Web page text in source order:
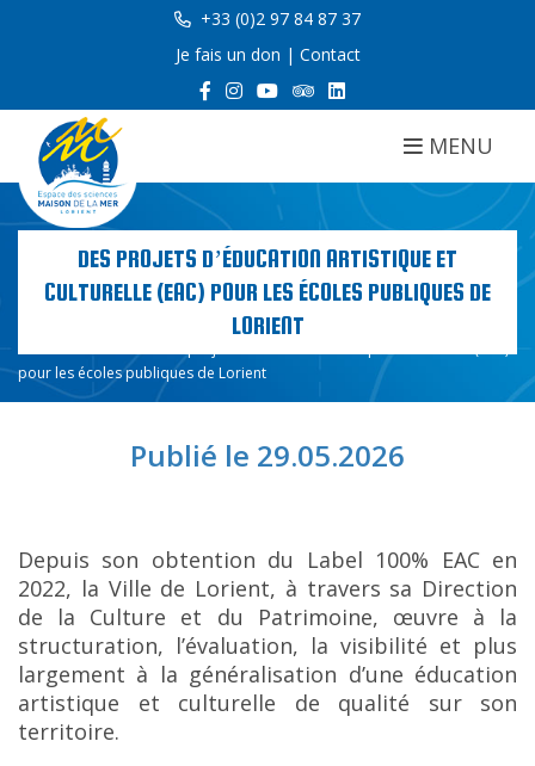
+33 (0)2 97 84 87 37
Je fais un don | Contact
MENU
DES PROJETS D’ÉDUCATION ARTISTIQUE ET
CULTURELLE (EAC) POUR LES ÉCOLES PUBLIQUES DE
LORIENT
pour les écoles publiques de Lorient
Publié le 29.05.2026
Depuis son obtention du Label 100% EAC en
2022, la Ville de Lorient, à travers sa Direction
de la Culture et du Patrimoine, œuvre à la
structuration, l’évaluation, la visibilité et plus
largement à la généralisation d’une éducation
artistique et culturelle de qualité sur son
territoire.